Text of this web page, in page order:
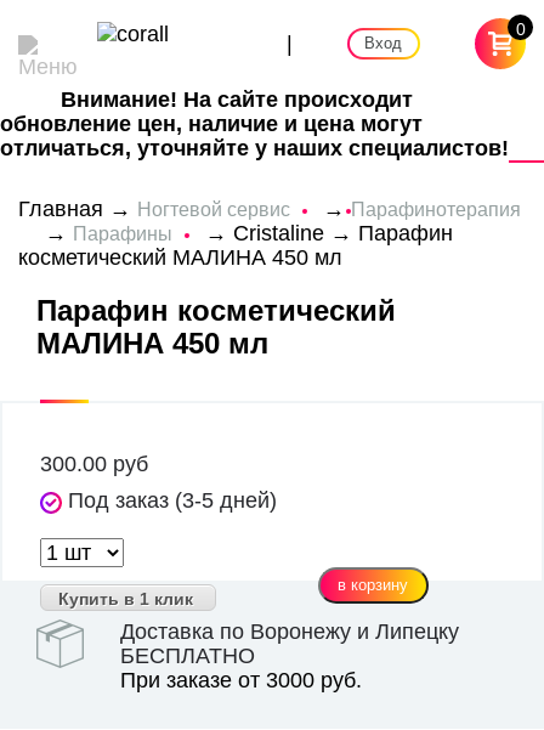
| Вход
0
Внимание! На сайте происходит
обновление цен, наличие и цена могут
отличаться, уточняйте у наших специалистов!
Главная → Ногтевой сервис →Парафинотерапия
→ Парафины → Cristaline→ Парафин
косметический МАЛИНА 450 мл
Парафин косметический
МАЛИНА 450 мл
300.00 руб
Под заказ (3-5 дней)
Купить в 1 клик
Доставка по Воронежу и Липецку
БЕСПЛАТНО
При заказе от 3000 руб.